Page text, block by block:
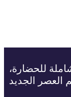
للحضارة،
العصر الجديد